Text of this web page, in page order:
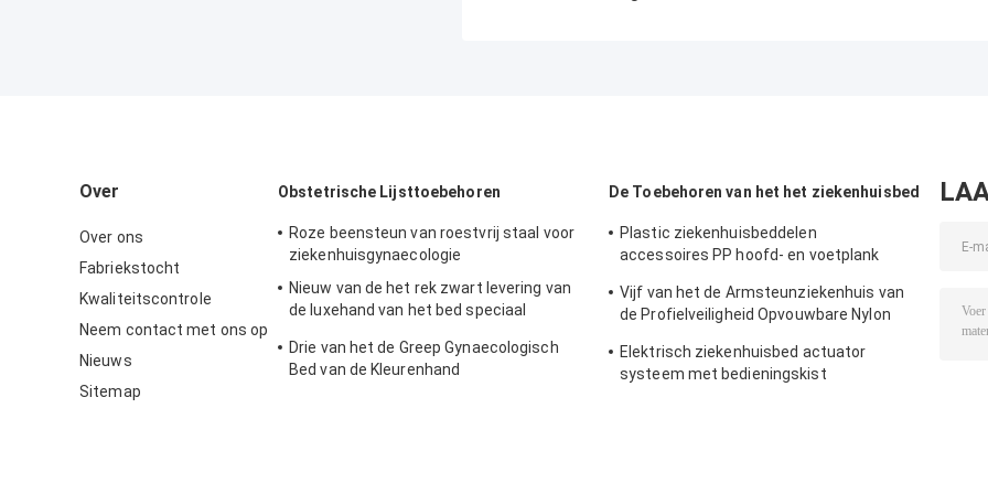
Oudere
Over
Over ons
Fabriekstocht
Kwaliteitscontrole
Neem contact met ons op
Nieuws
Sitemap
Obstetrische Lijsttoebehoren
Roze beensteun van roestvrij staal voor
ziekenhuisgynaecologie
Nieuw van de het rek zwart levering van
de luxehand van het bed speciaal
Drie van het de Greep Gynaecologisch
Bed van de Kleurenhand
De Toebehoren van het het ziekenhuisbed
Plastic ziekenhuisbeddelen
accessoires PP hoofd- en voetplank
Vijf van het de Armsteunziekenhuis van
de Profielveiligheid Opvouwbare Nylon
Elektrisch ziekenhuisbed actuator
systeem met bedieningskist